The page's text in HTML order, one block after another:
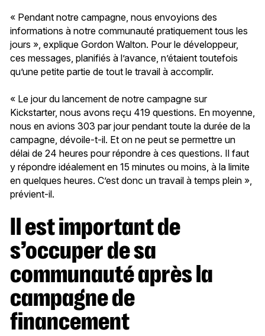
« Pendant notre campagne, nous envoyions des
informations à notre communauté pratiquement tous les
jours », explique Gordon Walton. Pour le développeur,
ces messages, planifiés à l’avance, n’étaient toutefois
qu’une petite partie de tout le travail à accomplir.
« Le jour du lancement de notre campagne sur
Kickstarter, nous avons reçu 419 questions. En moyenne,
nous en avions 303 par jour pendant toute la durée de la
campagne, dévoile-t-il. Et on ne peut se permettre un
délai de 24 heures pour répondre à ces questions. Il faut
y répondre idéalement en 15 minutes ou moins, à la limite
en quelques heures. C’est donc un travail à temps plein »,
prévient-il.
Il est important de
s’occuper de sa
communauté après la
campagne de
financement